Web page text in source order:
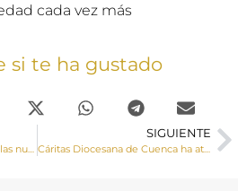
cada vez más
si te ha gustado
SIGUIENTE
Cáritas Diocesana de Cuenca ha atendido durante 2025 a 744 personas desde su programa de empleo y formación